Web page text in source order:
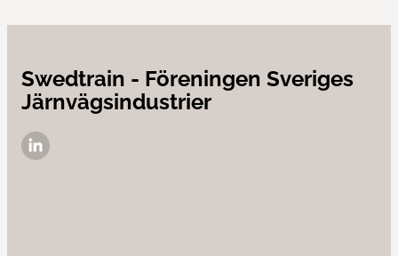
Swedtrain - Föreningen Sveriges
Järnvägsindustrier